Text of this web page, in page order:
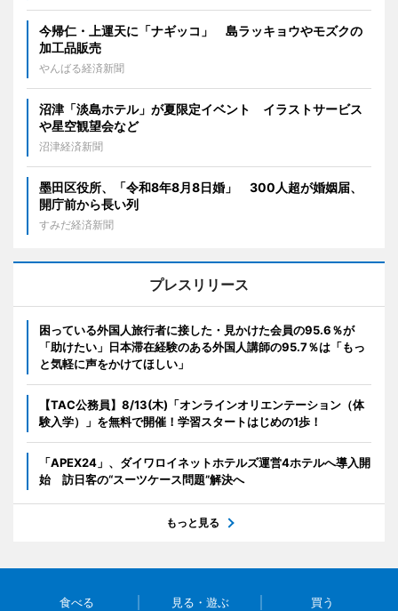
今帰仁・上運天に「ナギッコ」 島ラッキョウやモズクの
加工品販売
やんばる経済新聞
沼津「淡島ホテル」が夏限定イベント イラストサービス
や星空観望会など
沼津経済新聞
墨田区役所、「令和8年8月8日婚」 300人超が婚姻届、
開庁前から長い列
すみだ経済新聞
プレスリリース
困っている外国人旅行者に接した・見かけた会員の95.6％が
「助けたい」日本滞在経験のある外国人講師の95.7％は「もっ
と気軽に声をかけてほしい」
【TAC公務員】8/13(木)「オンラインオリエンテーション（体
験入学）」を無料で開催！学習スタートはじめの1歩！
「APEX24」、ダイワロイネットホテルズ運営4ホテルへ導入開
始 訪日客の“スーツケース問題”解決へ
もっと見る
食べる 見る・遊ぶ 買う